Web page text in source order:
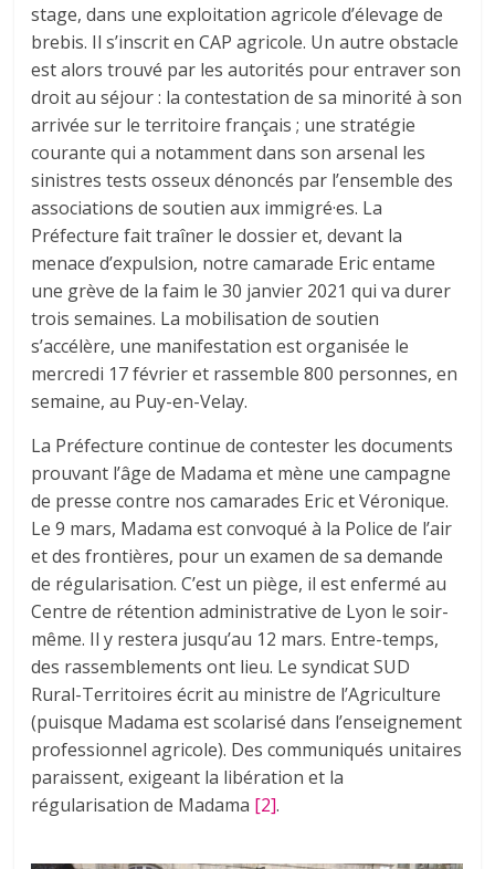
stage, dans une exploitation agricole d’élevage de
brebis. Il s’inscrit en CAP agricole. Un autre obstacle
est alors trouvé par les autorités pour entraver son
droit au séjour : la contestation de sa minorité à son
arrivée sur le territoire français ; une stratégie
courante qui a notamment dans son arsenal les
sinistres tests osseux dénoncés par l’ensemble des
associations de soutien aux immigré·es. La
Préfecture fait traîner le dossier et, devant la
menace d’expulsion, notre camarade Eric entame
une grève de la faim le 30 janvier 2021 qui va durer
trois semaines. La mobilisation de soutien
s’accélère, une manifestation est organisée le
mercredi 17 février et rassemble 800 personnes, en
semaine, au Puy-en-Velay.
La Préfecture continue de contester les documents
prouvant l’âge de Madama et mène une campagne
de presse contre nos camarades Eric et Véronique.
Le 9 mars, Madama est convoqué à la Police de l’air
et des frontières, pour un examen de sa demande
de régularisation. C’est un piège, il est enfermé au
Centre de rétention administrative de Lyon le soir-
même. Il y restera jusqu’au 12 mars. Entre-temps,
des rassemblements ont lieu. Le syndicat SUD
Rural-Territoires écrit au ministre de l’Agriculture
(puisque Madama est scolarisé dans l’enseignement
professionnel agricole). Des communiqués unitaires
paraissent, exigeant la libération et la
régularisation de Madama [2].